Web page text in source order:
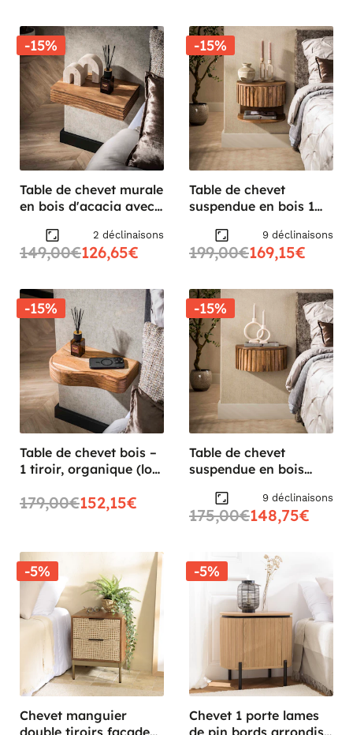
-15%
Table de chevet murale
en bois d'acacia avec
MELBOURNE2 déclinaisons
149,00€126,65€
-15%
Table de chevet
suspendue en bois 1
9 déclinaisons
199,00€169,15€
-15%
Table de chevet bois –
1 tiroir, organique (lot
179,00€152,15€
-15%
Table de chevet
suspendue en bois
9 déclinaisons
175,00€148,75€
-5%
Chevet manguier
double tiroirs façade
-5%
Chevet 1 porte lames
de pin bords arrondis